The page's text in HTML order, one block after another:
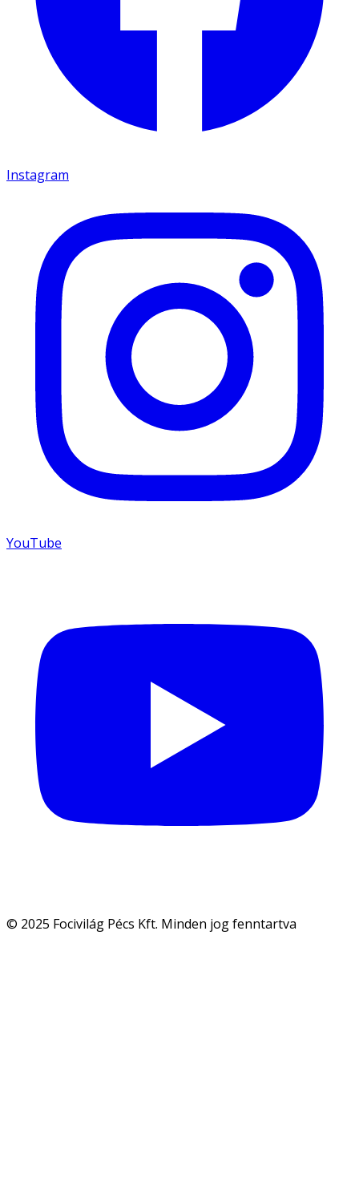
Instagram
YouTube
© 2025 Focivilág Pécs Kft. Minden jog fenntartva